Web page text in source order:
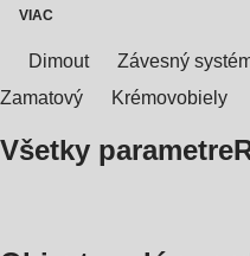
VIAC
Dimout
Závesný
Zamatový
Krémovobiely
Všetky parametre